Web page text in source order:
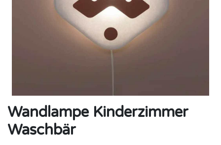
Wandlampe Kinderzimmer
Waschbär